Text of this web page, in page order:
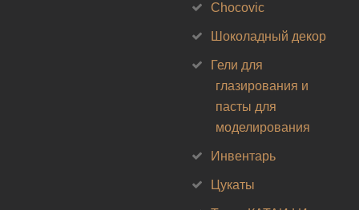
Chocovic
Шоколадный декор
Гели для
глазирования и
пасты для
моделирования
Инвентарь
Цукаты